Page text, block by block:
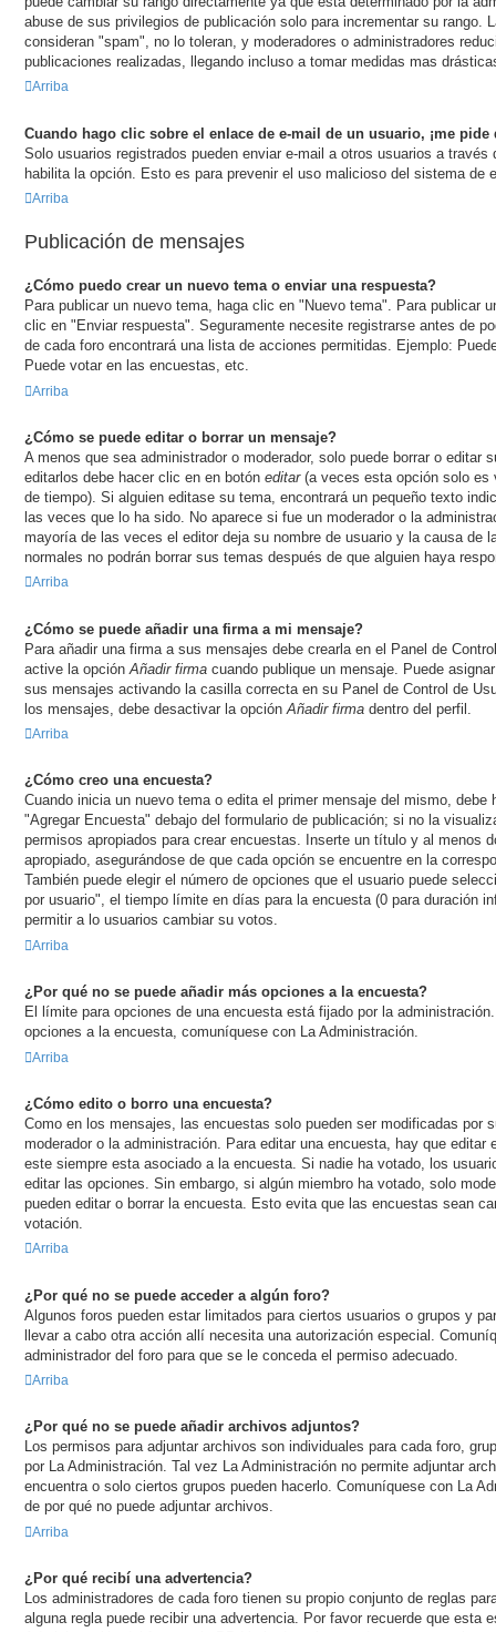
abuse de sus privilegios de publicación solo para incrementar su rango.
consideran "spam", no lo toleran, y moderadores o administradores
publicaciones realizadas, llegando incluso a tomar medidas mas
Arriba
Cuando hago clic sobre el enlace de e-mail de un usuario, ¡me pide
Solo usuarios registrados pueden enviar e-mail a otros usuarios a
habilita la opción. Esto es para prevenir el uso malicioso del sistema de
Arriba
Publicación de mensajes
¿Cómo puedo crear un nuevo tema o enviar una respuesta?
Para publicar un nuevo tema, haga clic en "Nuevo tema". Para publicar
clic en "Enviar respuesta". Seguramente necesite registrarse antes de
de cada foro encontrará una lista de acciones permitidas. Ejemplo:
Puede votar en las encuestas, etc.
Arriba
¿Cómo se puede editar o borrar un mensaje?
A menos que sea administrador o moderador, solo puede borrar o editar
editarlos debe hacer clic en en botón editar(a veces esta opción solo es
de tiempo). Si alguien editase su tema, encontrará un pequeño texto
las veces que lo ha sido. No aparece si fue un moderador o la
mayoría de las veces el editor deja su nombre de usuario y la causa de
normales no podrán borrar sus temas después de que alguien haya
Arriba
¿Cómo se puede añadir una firma a mi mensaje?
Para añadir una firma a sus mensajes debe crearla en el Panel de
active la opción Añadir firma cuando publique un mensaje. Puede
sus mensajes activando la casilla correcta en su Panel de Control de
los mensajes, debe desactivar la opción Añadir firma dentro del perfil.
Arriba
¿Cómo creo una encuesta?
Cuando inicia un nuevo tema o edita el primer mensaje del mismo, debe
"Agregar Encuesta" debajo del formulario de publicación; si no la
permisos apropiados para crear encuestas. Inserte un título y al menos
apropiado, asegurándose de que cada opción se encuentre en la
También puede elegir el número de opciones que el usuario puede
por usuario", el tiempo límite en días para la encuesta (0 para duración
permitir a lo usuarios cambiar su votos.
Arriba
¿Por qué no se puede añadir más opciones a la encuesta?
El límite para opciones de una encuesta está fijado por la
opciones a la encuesta, comuníquese con La Administración.
Arriba
¿Cómo edito o borro una encuesta?
Como en los mensajes, las encuestas solo pueden ser modificadas por
moderador o la administración. Para editar una encuesta, hay que editar
este siempre esta asociado a la encuesta. Si nadie ha votado, los
editar las opciones. Sin embargo, si algún miembro ha votado, solo
pueden editar o borrar la encuesta. Esto evita que las encuestas sean
votación.
Arriba
¿Por qué no se puede acceder a algún foro?
Algunos foros pueden estar limitados para ciertos usuarios o grupos y
llevar a cabo otra acción allí necesita una autorización especial.
administrador del foro para que se le conceda el permiso adecuado.
Arriba
¿Por qué no se puede añadir archivos adjuntos?
Los permisos para adjuntar archivos son individuales para cada foro,
por La Administración. Tal vez La Administración no permite adjuntar
encuentra o solo ciertos grupos pueden hacerlo. Comuníquese con La
de por qué no puede adjuntar archivos.
Arriba
¿Por qué recibí una advertencia?
Los administradores de cada foro tienen su propio conjunto de reglas
alguna regla puede recibir una advertencia. Por favor recuerde que esta